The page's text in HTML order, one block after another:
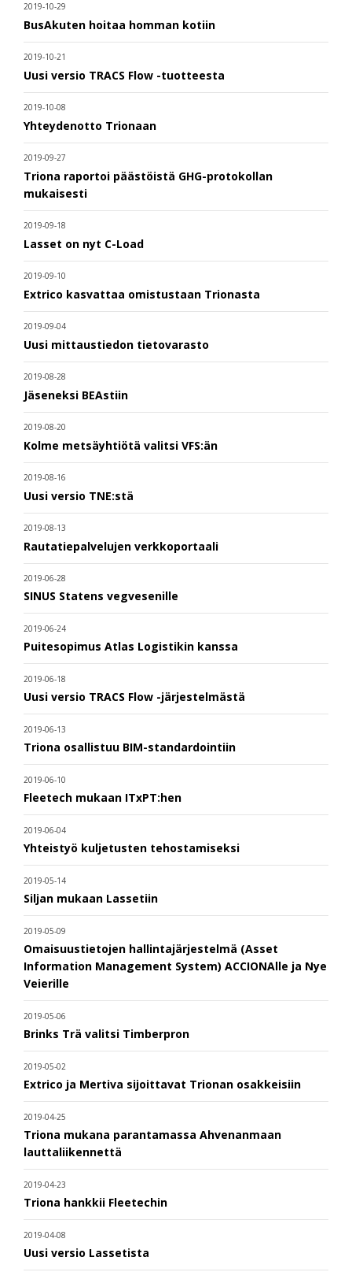
2019-10-29
BusAkuten hoitaa homman kotiin
2019-10-21
Uusi versio TRACS Flow -tuotteesta
2019-10-08
Yhteydenotto Trionaan
2019-09-27
Triona raportoi päästöistä GHG-protokollan
mukaisesti
2019-09-18
Lasset on nyt C-Load
2019-09-10
Extrico kasvattaa omistustaan Trionasta
2019-09-04
Uusi mittaustiedon tietovarasto
2019-08-28
Jäseneksi BEAstiin
2019-08-20
Kolme metsäyhtiötä valitsi VFS:än
2019-08-16
Uusi versio TNE:stä
2019-08-13
Rautatiepalvelujen verkkoportaali
2019-06-28
SINUS Statens vegvesenille
2019-06-24
Puitesopimus Atlas Logistikin kanssa
2019-06-18
Uusi versio TRACS Flow -järjestelmästä
2019-06-13
Triona osallistuu BIM-standardointiin
2019-06-10
Fleetech mukaan ITxPT:hen
2019-06-04
Yhteistyö kuljetusten tehostamiseksi
2019-05-14
Siljan mukaan Lassetiin
2019-05-09
Omaisuustietojen hallintajärjestelmä (Asset
Information Management System) ACCIONAlle ja Nye
Veierille
2019-05-06
Brinks Trä valitsi Timberpron
2019-05-02
Extrico ja Mertiva sijoittavat Trionan osakkeisiin
2019-04-25
Triona mukana parantamassa Ahvenanmaan
lauttaliikennettä
2019-04-23
Triona hankkii Fleetechin
2019-04-08
Uusi versio Lassetista